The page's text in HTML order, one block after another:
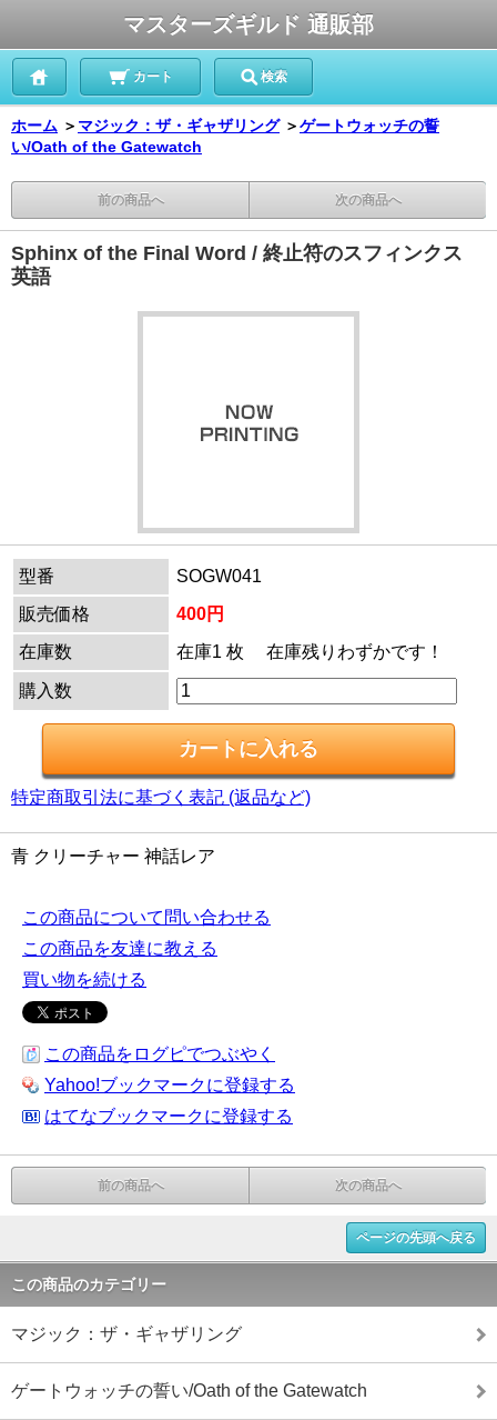
マスターズギルド 通販部
カート 検索
ホーム ＞ マジック：ザ・ギャザリング ＞ゲートウォッチの誓
い/Oath of the Gatewatch
前の商品へ 次の商品へ
Sphinx of the Final Word / 終止符のスフィンクス
英語
型番
SOGW041
販売価格
400円
在庫数
在庫1 枚 在庫残りわずかです！
購入数
特定商取引法に基づく表記 (返品など)
青 クリーチャー 神話レア
この商品について問い合わせる
この商品を友達に教える
買い物を続ける
この商品をログピでつぶやく
Yahoo!ブックマークに登録する
はてなブックマークに登録する
前の商品へ 次の商品へ
ページの先頭へ戻る
この商品のカテゴリー
マジック：ザ・ギャザリング
ゲートウォッチの誓い/Oath of the Gatewatch